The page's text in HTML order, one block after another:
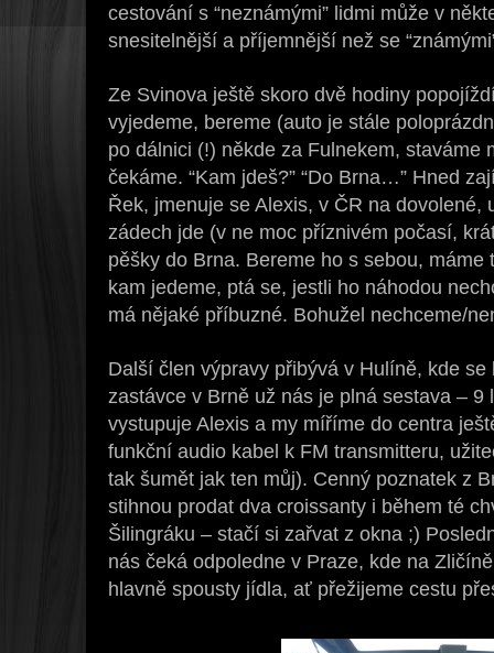
cestování s “neznámými” lidmi může v
snesitelnější a příjemnější než se
Ze Svinova ještě skoro dvě hodiny
vyjedeme, bereme (auto je stále
po dálnici (!) někde za Fulnekem, staváme
čekáme. “Kam jdeš?” “Do Brna…” Hned
Řek, jmenuje se Alexis, v ČR na dovolené,
zádech jde (v ne moc příznivém počasí,
pěšky do Brna. Bereme ho s sebou,
kam jedeme, ptá se, jestli ho náhodou
má nějaké příbuzné. Bohužel nechceme/
Další člen výpravy přibývá v Hulíně, kde
zastávce v Brně už nás je plná sestava –
vystupuje Alexis a my míříme do centra
funkční audio kabel k FM transmitteru,
tak šumět jak ten můj). Cenný poznatek z
stihnou prodat dva croissanty i během té
Šilingráku – stačí si zařvat z okna ;)
nás čeká odpoledne v Praze, kde na
hlavně spousty jídla, ať přežijeme cestu